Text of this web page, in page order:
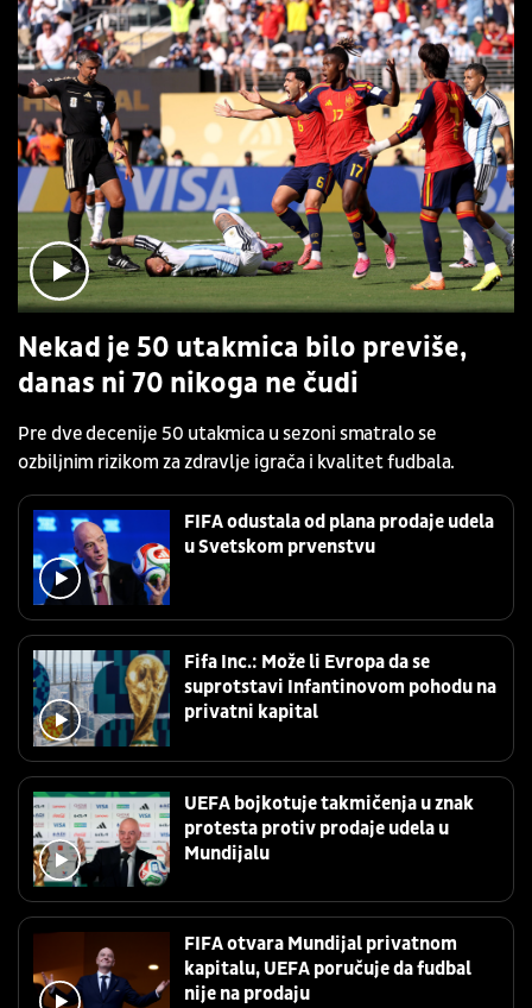
Nekad je 50 utakmica bilo previše,
danas ni 70 nikoga ne čudi
Pre dve decenije 50 utakmica u sezoni smatralo se
ozbiljnim rizikom za zdravlje igrača i kvalitet fudbala.
FIFA odustala od plana prodaje udela
u Svetskom prvenstvu
Fifa Inc.: Može li Evropa da se
suprotstavi Infantinovom pohodu na
privatni kapital
UEFA bojkotuje takmičenja u znak
protesta protiv prodaje udela u
Mundijalu
FIFA otvara Mundijal privatnom
kapitalu, UEFA poručuje da fudbal
nije na prodaju